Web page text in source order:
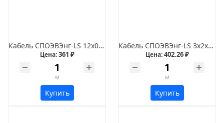
Кабель СПОЭВЭнг-LS 12х0,35
Цена:361 ₽
м
Купить
Кабель СПОЭВЭнг-LS 3х2х1,5
Цена:402.26 ₽
м
Купить